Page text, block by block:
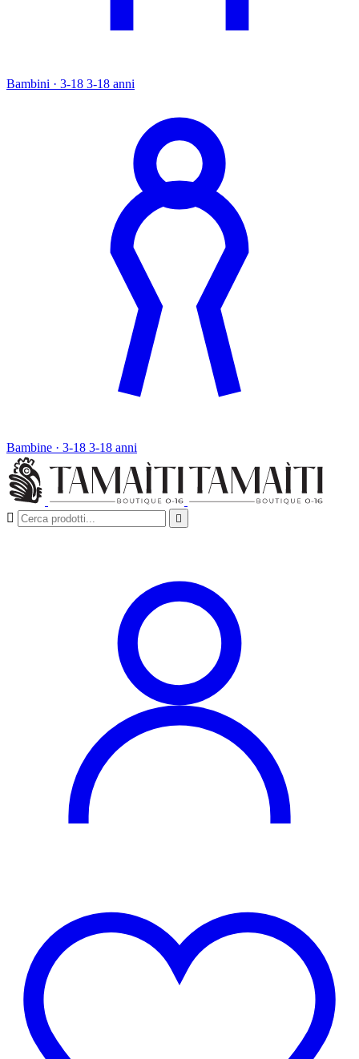
Bambini · 3-18 3-18 anni
Bambine · 3-18 3-18 anni
 